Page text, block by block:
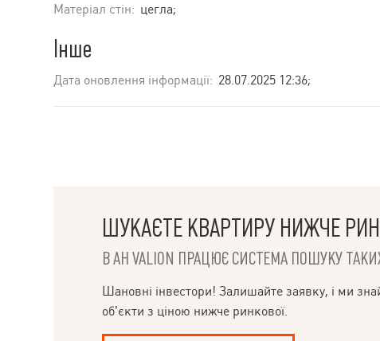
Матеріал стін: цегла;
Інше
Дата оновлення інформації: 28.07.2025 12:36;
ШУКАЄТЕ КВАРТИРУ НИЖЧЕ
В АН VALION ПРАЦЮЄ СИСТЕМА ПОШУКУ
Шановні інвестори! Залишайте заявку, і ми
об’єкти з ціною нижче ринкової.